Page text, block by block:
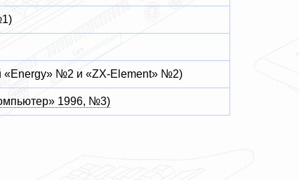
«Energy» №2 и «ZX-Element» №2)
1996, №3)